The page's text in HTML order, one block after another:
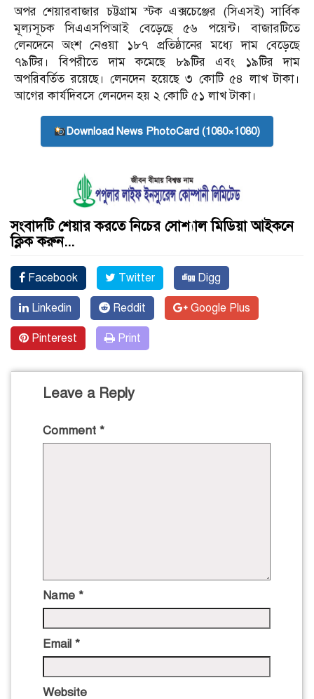
অপর শেয়ারবাজার চট্টগ্রাম স্টক এক্সচেঞ্জের (সিএসই) সার্বিক
মূল্যসূচক সিএএসপিআই বেড়েছে ৫৬ পয়েন্ট। বাজারটিতে
লেনদেনে অংশ নেওয়া ১৮৭ প্রতিষ্ঠানের মধ্যে দাম বেড়েছে
৭৯টির। বিপরীতে দাম কমেছে ৮৯টির এবং ১৯টির দাম
অপরিবর্তিত রয়েছে। লেনদেন হয়েছে ৩ কোটি ৫৪ লাখ টাকা।
আগের কার্যদিবসে লেনদেন হয় ২ কোটি ৫১ লাখ টাকা।
Download News PhotoCard (1080×1080)
সংবাদটি শেয়ার করতে নিচের সোশ্যাল মিডিয়া আইকনে
ক্লিক করুন...
Facebook Twitter Digg
Linkedin Reddit Google Plus
Pinterest Print
Leave a Reply
Comment *
Name *
Email *
Website